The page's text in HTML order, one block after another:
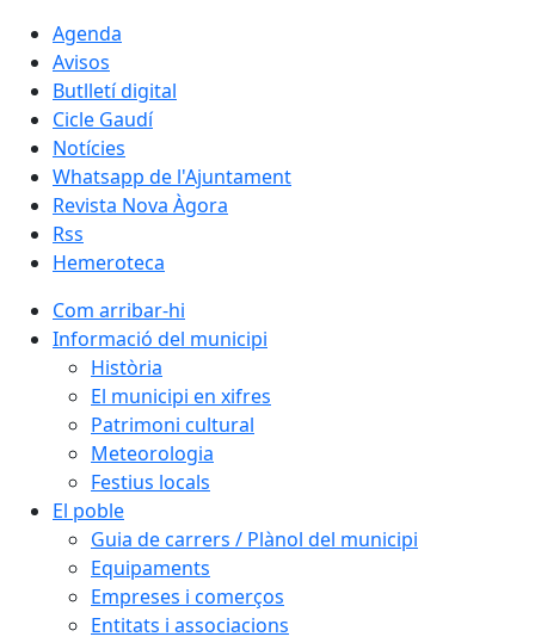
Agenda
Avisos
Butlletí digital
Cicle Gaudí
Notícies
Whatsapp de l'Ajuntament
Revista Nova Àgora
Rss
Hemeroteca
Com arribar-hi
Informació del municipi
Història
El municipi en xifres
Patrimoni cultural
Meteorologia
Festius locals
El poble
Guia de carrers / Plànol del municipi
Equipaments
Empreses i comerços
Entitats i associacions